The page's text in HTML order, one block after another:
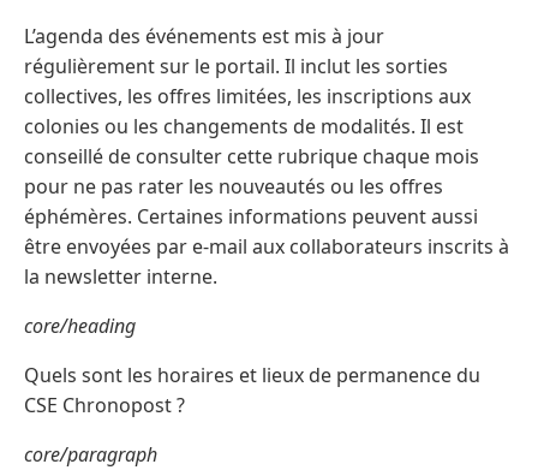
L’agenda des événements est mis à jour
régulièrement sur le portail. Il inclut les sorties
collectives, les offres limitées, les inscriptions aux
colonies ou les changements de modalités. Il est
conseillé de consulter cette rubrique chaque mois
pour ne pas rater les nouveautés ou les offres
éphémères. Certaines informations peuvent aussi
être envoyées par e-mail aux collaborateurs inscrits à
la newsletter interne.
core/heading
Quels sont les horaires et lieux de permanence du
CSE Chronopost ?
core/paragraph